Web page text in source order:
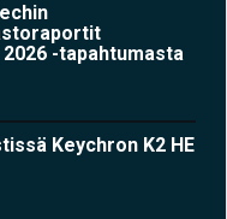
-tapahtumasta
Keychron K2 HE